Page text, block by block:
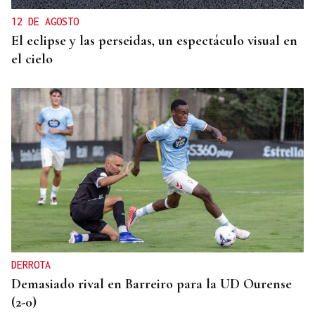
12 DE AGOSTO
El eclipse y las perseidas, un espectáculo visual en
el cielo
DERROTA
Demasiado rival en Barreiro para la UD Ourense
(2-0)